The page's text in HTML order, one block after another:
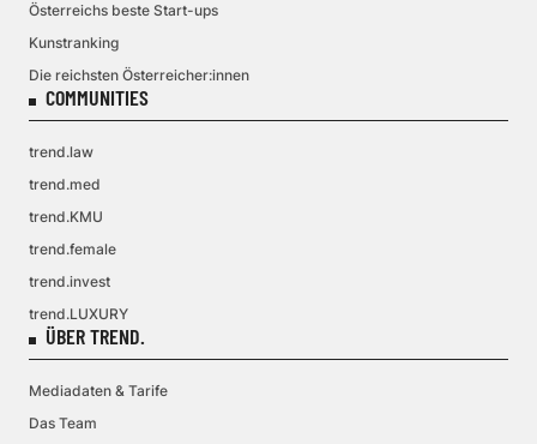
Österreichs beste Start-ups
Kunstranking
Die reichsten Österreicher:innen
COMMUNITIES
trend.law
trend.med
trend.KMU
trend.female
trend.invest
trend.LUXURY
ÜBER TREND.
Mediadaten & Tarife
Das Team